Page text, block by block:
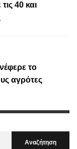
40 και
το
αγρότες